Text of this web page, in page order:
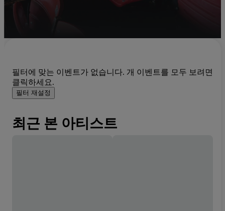
(InActive)
필터에 맞는 이벤트가 없습니다. 개 이벤트를 모두 보려면
클릭하세요.
필터 재설정
최근 본 아티스트